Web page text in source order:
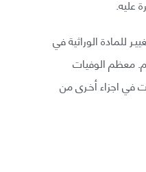
عليه.
للمادة الوراثية في
معظم الوفيات
في اجزاء أخـرى من